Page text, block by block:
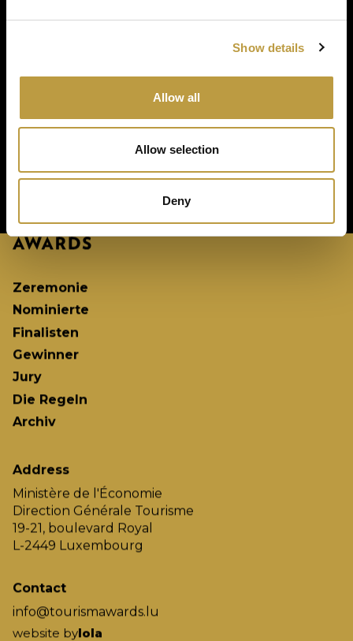
Show details
Allow all
Allow selection
Deny
Zeremonie
Nominierte
Finalisten
Gewinner
Jury
Die Regeln
Archiv
Address
Ministère de l'Économie
Direction Générale Tourisme
19-21, boulevard Royal
L-2449 Luxembourg
Contact
info@tourismawards.lu
website bylola